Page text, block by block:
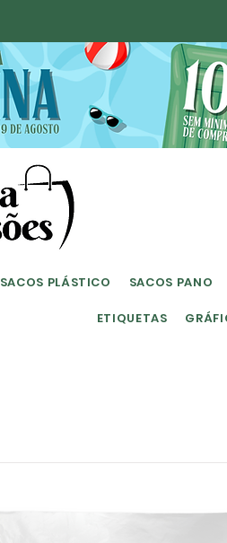
SACOS PLÁSTICO SACOS PANO
ETIQUETAS